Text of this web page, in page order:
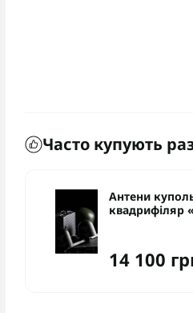
Часто купують
Антени
квадрифіляр
14 100